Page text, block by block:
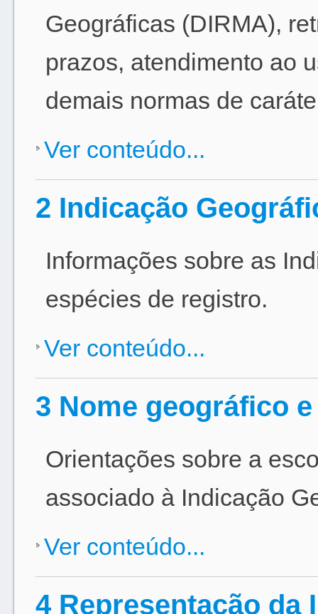
Geográficas (DIRMA),
prazos, atendimento ao
demais normas de
Ver conteúdo...
2 Indicação
Informações sobre as
espécies de registro.
Ver conteúdo...
3 Nome geográfico
Orientações sobre a
associado à Indicação
Ver conteúdo...
4 Representação da